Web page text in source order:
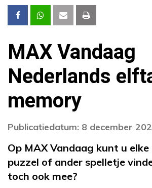
MAX Vandaag
Nederlands
memory
Publicatiedatum: 8 december
Op MAX Vandaag kunt u elke
puzzel of ander spelletje
toch ook mee?